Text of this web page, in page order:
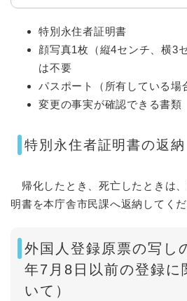
特別永住者証明書
顔写真1枚（縦4センチ、横3
は不要
パスポート（所有している場
変更の事実が確認できる書類
特別永住者証明書の返納
帰化したとき、死亡したときは
明書を本庁舎市民課へ返納してくだ
外国人登録原票の写し
年7月8日以前の登録に
いて）